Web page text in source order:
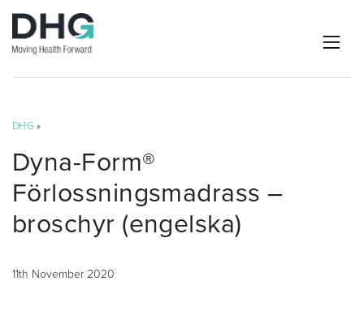
DHG »
Dyna-Form®
Förlossningsmadrass –
broschyr (engelska)
11th November 2020